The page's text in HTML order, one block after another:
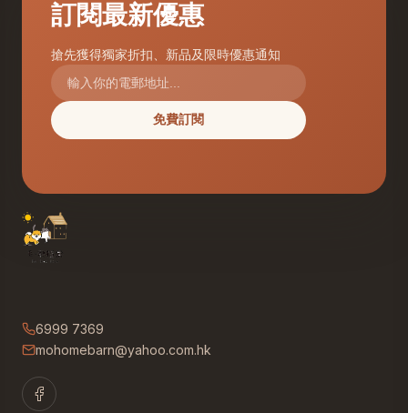
訂閱最新優惠
搶先獲得獨家折扣、新品及限時優惠通知
免費訂閱
6999 7369
mohomebarn@yahoo.com.hk